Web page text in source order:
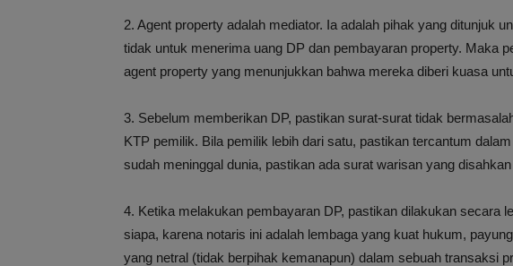
2. Agent property adalah mediator. Ia adalah pihak yang ditunjuk
tidak untuk menerima uang DP dan pembayaran property. Maka
agent property yang menunjukkan bahwa mereka diberi kuasa
3. Sebelum memberikan DP, pastikan surat-surat tidak
KTP pemilik. Bila pemilik lebih dari satu, pastikan tercantum
sudah meninggal dunia, pastikan ada surat warisan yang
4. Ketika melakukan pembayaran DP, pastikan dilakukan secara
siapa, karena notaris ini adalah lembaga yang kuat hukum,
yang netral (tidak berpihak kemanapun) dalam sebuah transaksi